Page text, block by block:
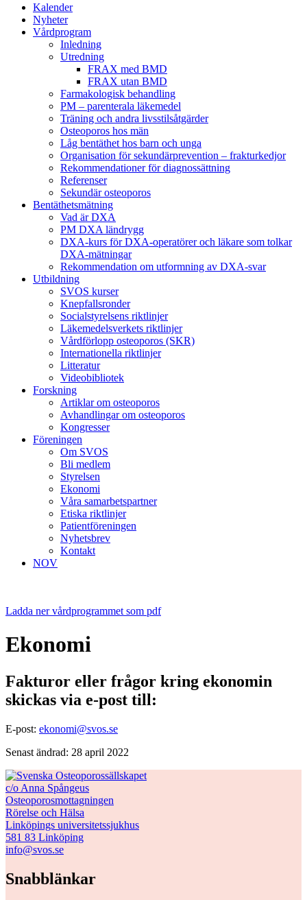
Kalender
Nyheter
Vårdprogram
Inledning
Utredning
FRAX med BMD
FRAX utan BMD
Farmakologisk behandling
PM – parenterala läkemedel
Träning och andra livsstilsåtgärder
Osteoporos hos män
Låg bentäthet hos barn och unga
Organisation för sekundärprevention – frakturkedjor
Rekommendationer för diagnossättning
Referenser
Sekundär osteoporos
Bentäthetsmätning
Vad är DXA
PM DXA ländrygg
DXA-kurs för DXA-operatörer och läkare som tolkar
DXA-mätningar
Rekommendation om utformning av DXA-svar
Utbildning
SVOS kurser
Knepfallsronder
Socialstyrelsens riktlinjer
Läkemedelsverkets riktlinjer
Vårdförlopp osteoporos (SKR)
Internationella riktlinjer
Litteratur
Videobibliotek
Forskning
Artiklar om osteoporos
Avhandlingar om osteoporos
Kongresser
Föreningen
Om SVOS
Bli medlem
Styrelsen
Ekonomi
Våra samarbetspartner
Etiska riktlinjer
Patientföreningen
Nyhetsbrev
Kontakt
NOV
Ladda ner vårdprogrammet som pdf
Ekonomi
Fakturor eller frågor kring ekonomin
skickas via e-post till:
E-post: ekonomi@svos.se
Senast ändrad: 28 april 2022
c/o Anna Spångeus
Osteoporosmottagningen
Rörelse och Hälsa
Linköpings universitetssjukhus
581 83 Linköping
info@svos.se
Snabblänkar